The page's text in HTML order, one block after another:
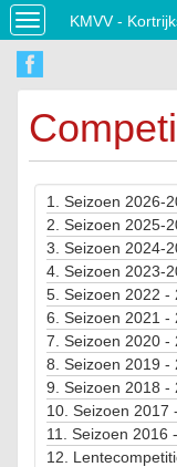
Toggle
navigation
KMVV -
1. Seizoen 2026-
2. Seizoen 2025-
3. Seizoen 2024-
4. Seizoen 2023-
5. Seizoen 2022 -
6. Seizoen 2021 -
7. Seizoen 2020 -
8. Seizoen 2019 -
9. Seizoen 2018 -
10. Seizoen 2017
11. Seizoen 2016
12.